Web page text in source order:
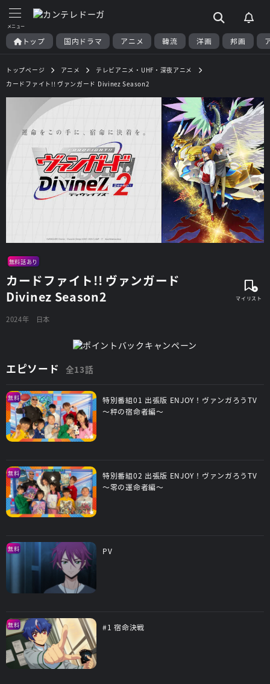
トップ 国内ドラマ アニメ 韓流 洋画 邦画
トップページ アニメ
テレビアニメ・UHF・深夜アニメ
カードファイト!! ヴァンガード Divinez Season2
無料話あり
カードファイト!! ヴァンガード
Divinez Season2
2024年 日本
エピソード 全13話
無料
特別番組01 出張版 ENJOY！ヴァンガろうTV
～秤の宿命者編～
無料
特別番組02 出張版 ENJOY！ヴァンガろうTV
～零の運命者編～
無料 PV
無料 #1 宿命決戦